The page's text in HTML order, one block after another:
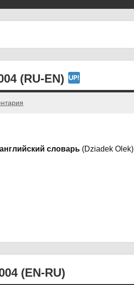
(RU-EN)
словарь(Dziadek Olek)
(EN-RU)